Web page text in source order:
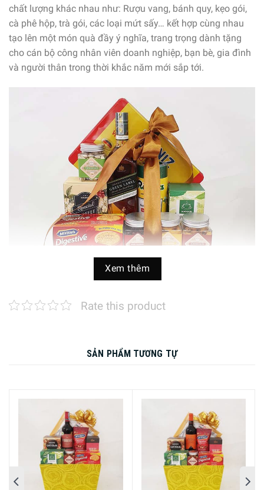
chất lượng khác nhau như: Rượu vang, bánh quy, kẹo gói,
cà phê hộp, trà gói, các loại mứt sấy… kết hợp cùng nhau
tạo lên một món quà đầy ý nghĩa, trang trọng dành tặng
cho cán bộ công nhân viên doanh nghiệp, bạn bè, gia đình
và người thân trong thời khắc năm mới sắp tới.
Giỏ Quà Tết Thịnh Vượng 2225 – Sắc Màu Gồm Có:
Rượu JW Green Label
75Cl 15Y GB F21 Hộp
Thiếc
Scotland
Hộp Bánh Quy Leibniz
World’s Love Biscuits
Hộp Thiếc 600g
Đức
Xem thêm
Rate this product
SẢN PHẨM TƯƠNG TỰ